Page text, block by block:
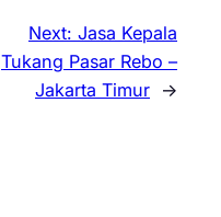
Next: Jasa Kepala
Tukang Pasar Rebo –
Jakarta Timur →